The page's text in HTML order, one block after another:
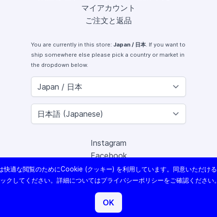
マイアカウント
ご注文と返品
You are currently in this store: Japan / 日本. If you want to
ship somewhere else please pick a country or market in
the dropdown below.
Instagram
Facebook
X (Twitter)
Youtube
Lomography
快適な閲覧のためにCookie (クッキー) を利用しています。同意いただけ
ックしてください。詳細についてはプライバシーポリシーをご確認ください
OK